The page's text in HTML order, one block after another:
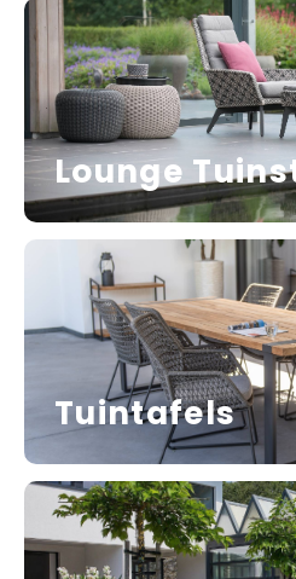
Lounge
Tuintafels